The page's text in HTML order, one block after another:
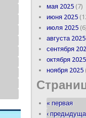
мая 2025(7)
июня 2025
июля 2025
августа 2025
сентября
октября 2025
ноября 2025
« первая
‹